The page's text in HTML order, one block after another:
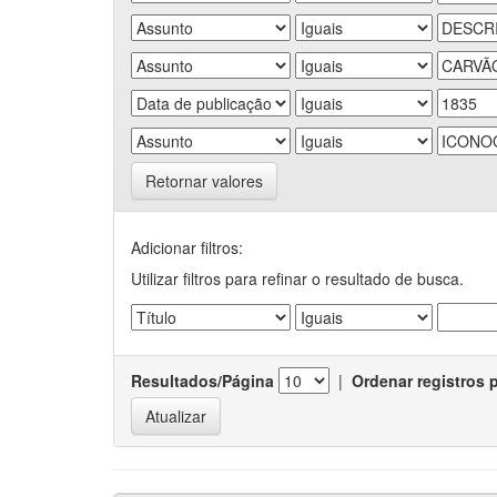
Retornar valores
Adicionar filtros:
Utilizar filtros para refinar o resultado de busca.
Resultados/Página | Ordenar registros